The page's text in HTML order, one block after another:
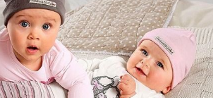
выручку интернет-
topdatop.ru на 25%!